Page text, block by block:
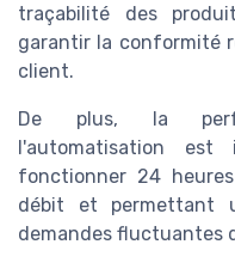
traçabilité des
garantir la conformité
client.
De plus, la
l'automatisation
fonctionner 24
débit et permettant
demandes fluctuantes